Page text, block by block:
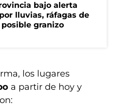
bajo alerta
lluvias, ráfagas de
granizo
los lugares
a partir de hoy y